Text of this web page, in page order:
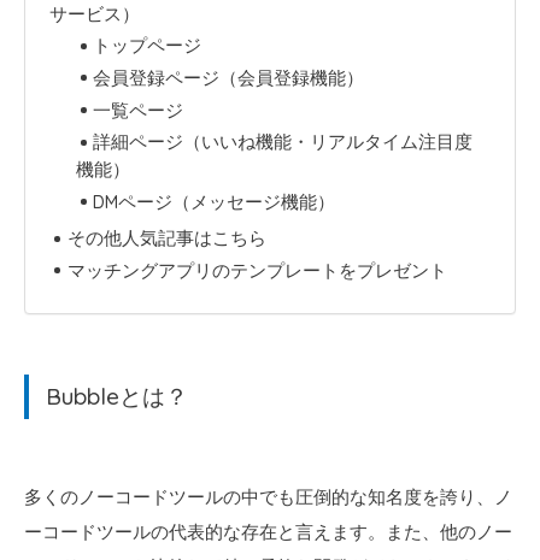
サービス）
トップページ
会員登録ページ（会員登録機能）
一覧ページ
詳細ページ（いいね機能・リアルタイム注目度
機能）
DMページ（メッセージ機能）
その他人気記事はこちら
マッチングアプリのテンプレートをプレゼント
Bubbleとは？
多くのノーコードツールの中でも圧倒的な知名度を誇り、ノ
ーコードツールの代表的な存在と言えます。また、他のノー